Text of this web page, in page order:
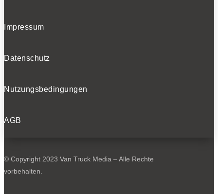
Impressum
Datenschutz
Nutzungsbedingungen
AGB
© Copyright 2023 Van Truck Media – Alle Rechte
vorbehalten.